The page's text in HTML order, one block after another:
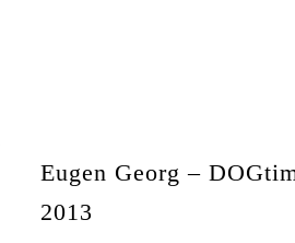
Eugen Georg –
2013